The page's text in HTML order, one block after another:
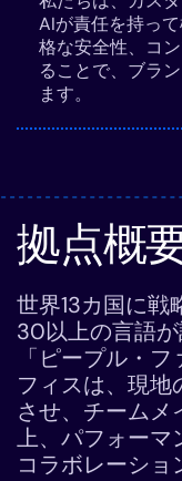
AIが責任を持っ
格な安全性、コ
ることで、ブラ
ます。
拠点概
世界13カ国に戦
30以上の言語
「ピープル・
フィスは、現地
させ、チームメ
上、パフォーマ
コラボレーショ